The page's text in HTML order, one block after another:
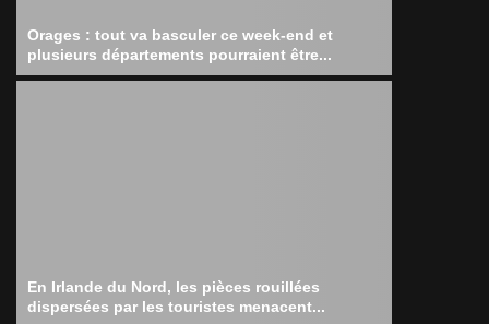
Orages : tout va basculer ce week-end et
plusieurs départements pourraient être...
En Irlande du Nord, les pièces rouillées
dispersées par les touristes menacent...